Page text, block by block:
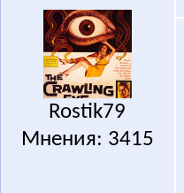
Rostik79
Мнения: 3415